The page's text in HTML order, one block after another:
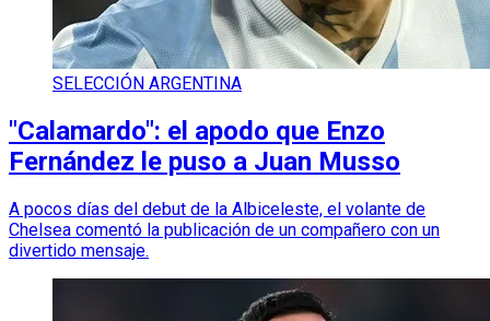
SELECCIÓN ARGENTINA
"Calamardo": el apodo que Enzo
Fernández le puso a Juan Musso
A pocos días del debut de la Albiceleste, el volante de
Chelsea comentó la publicación de un compañero con un
divertido mensaje.